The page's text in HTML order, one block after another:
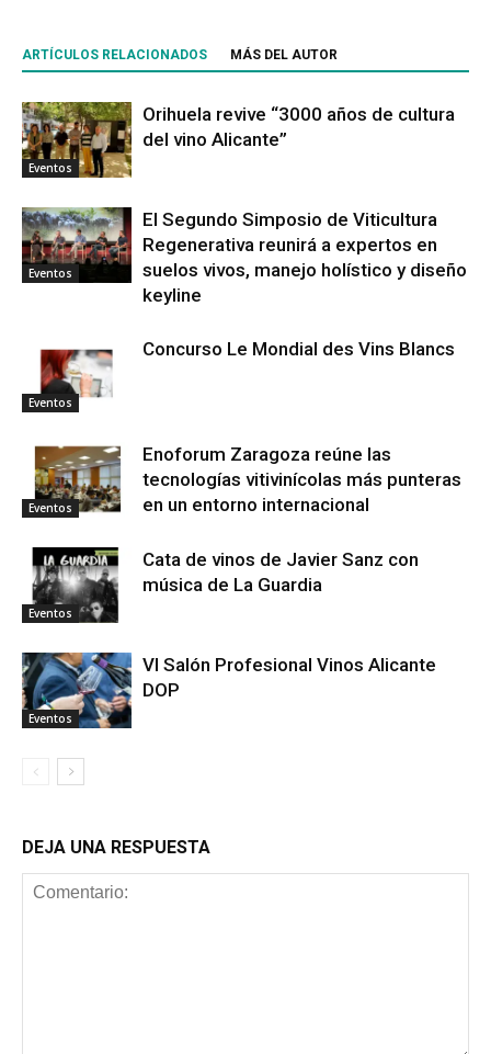
ARTÍCULOS RELACIONADOS MÁS DEL AUTOR
Eventos
Orihuela revive “3000 años de cultura
del vino Alicante”
Eventos
El Segundo Simposio de Viticultura
Regenerativa reunirá a expertos en
suelos vivos, manejo holístico y diseño
keyline
Eventos
Concurso Le Mondial des Vins Blancs
Eventos
Enoforum Zaragoza reúne las
tecnologías vitivinícolas más punteras
en un entorno internacional
Eventos
Cata de vinos de Javier Sanz con
música de La Guardia
Eventos
VI Salón Profesional Vinos Alicante
DOP
DEJA UNA RESPUESTA